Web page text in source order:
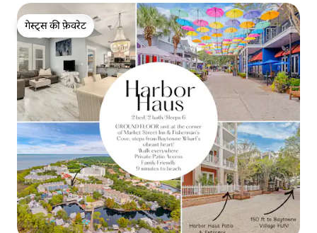
गेस्ट्स की फ़ेवरेट
गेस्ट्स की फ़ेवरेट